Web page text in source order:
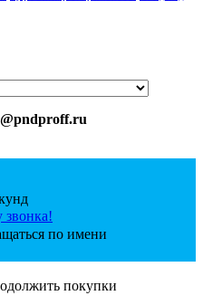
по имени
покупки